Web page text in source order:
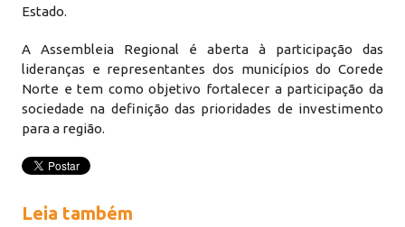
Estado.
A Assembleia Regional é aberta à participação das
lideranças e representantes dos municípios do Corede
Norte e tem como objetivo fortalecer a participação da
sociedade na definição das prioridades de investimento
para a região.
Leia também